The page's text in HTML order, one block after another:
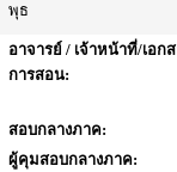
พุธ
อาจารย์ / เจ้าหน้าที่/เอก
การสอน:
สอบกลางภาค:
ผู้คุมสอบกลางภาค: